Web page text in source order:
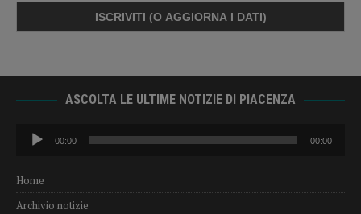
ASCOLTA LE ULTIME NOTIZIE DI PIACENZA
Audio
Player
00:00 00:00
Home
Archivio notizie